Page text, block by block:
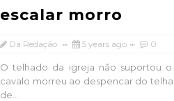
escalar morro
Da Redação 5 years ago 0
O telhado da igreja não suportou
cavalo morreu ao despencar do
de...